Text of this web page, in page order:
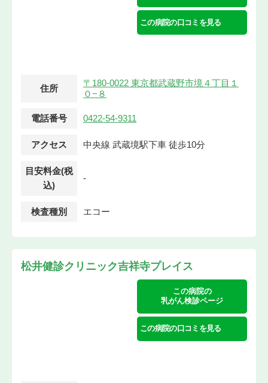
この病院の口コミを見る
住所
〒180-0022 東京都武蔵野市境４丁目１
０−８
電話番号 0422-54-9311
アクセス 中央線 武蔵境駅下車 徒歩10分
目安料金(税
込)
-
検査種別 エコー
松井健診クリニック吉祥寺プレイス
この病院の
乳がん検診ページ
この病院の口コミを見る